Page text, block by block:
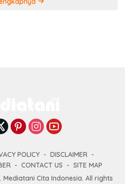
POLICY
DISCLAIMER
CONTACT US
SITE MAP
Mediatani Cita Indonesia. All rights